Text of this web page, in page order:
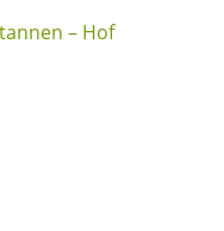
– Hof